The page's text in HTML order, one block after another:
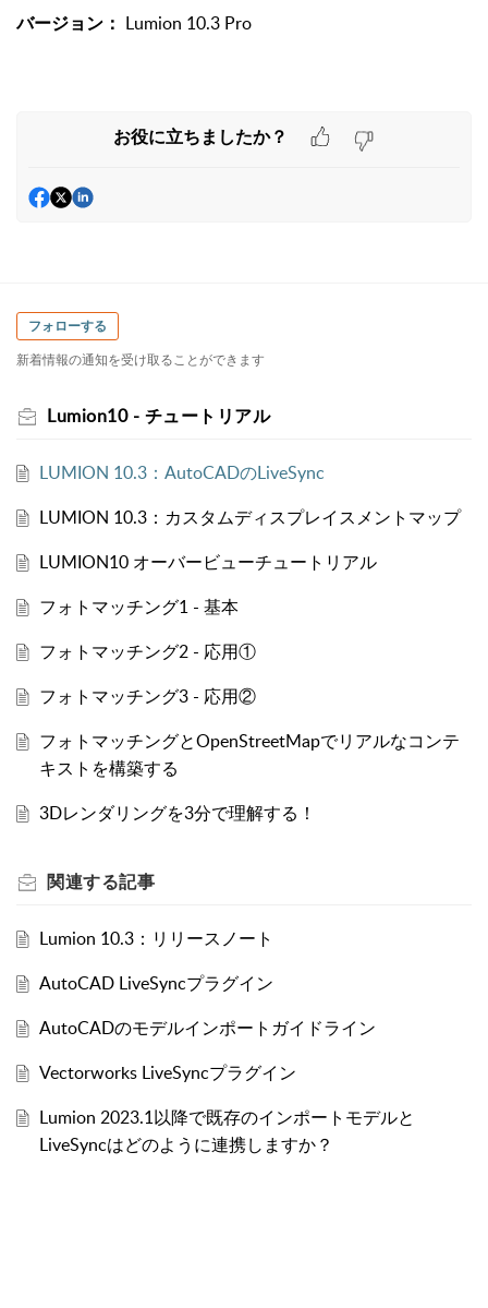
バージョン： Lumion 10.3 Pro
お役に立ちましたか？
フォローする
新着情報の通知を受け取ることができます
Lumion10 - チュートリアル
LUMION 10.3：AutoCADのLiveSync
LUMION 10.3：カスタムディスプレイスメントマップ
LUMION10 オーバービューチュートリアル
フォトマッチング1 - 基本
フォトマッチング2 - 応用①
フォトマッチング3 - 応用②
フォトマッチングとOpenStreetMapでリアルなコンテ
キストを構築する
3Dレンダリングを3分で理解する！
関連する記事
Lumion 10.3：リリースノート
AutoCAD LiveSyncプラグイン
AutoCADのモデルインポートガイドライン
Vectorworks LiveSyncプラグイン
Lumion 2023.1以降で既存のインポートモデルと
LiveSyncはどのように連携しますか？